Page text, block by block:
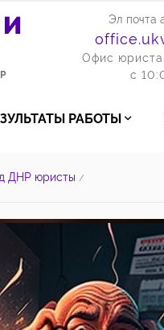
Эл почта
Офис
с
РАБОТЫ
ДНР юристы /